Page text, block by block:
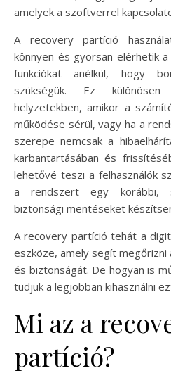
amelyek a szoftverrel
A recovery partíció
könnyen és gyorsan elérhetik
funkciókat anélkül, hogy
szükségük. Ez
helyzetekben, amikor a
működése sérül, vagy ha a
szerepe nemcsak a
karbantartásában és
lehetővé teszi a felhasználók
a rendszert egy korábbi,
biztonsági mentéseket
A recovery partíció tehát a
eszköze, amely segít
és biztonságát. De hogyan is
tudjuk a legjobban kihasználni
Mi az a
partíció?